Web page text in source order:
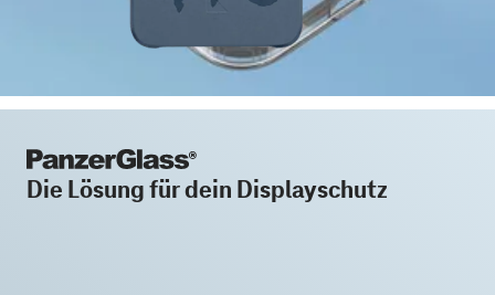
Die Lösung für dein Displayschutz